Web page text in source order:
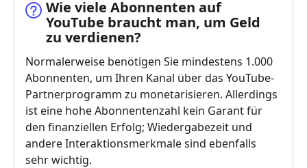
Wie viele Abonnenten auf
YouTube braucht man, um Geld
zu verdienen?
Normalerweise benötigen Sie mindestens 1.000
Abonnenten, um Ihren Kanal über das YouTube-
Partnerprogramm zu monetarisieren. Allerdings
ist eine hohe Abonnentenzahl kein Garant für
den finanziellen Erfolg; Wiedergabezeit und
andere Interaktionsmerkmale sind ebenfalls
sehr wichtig.